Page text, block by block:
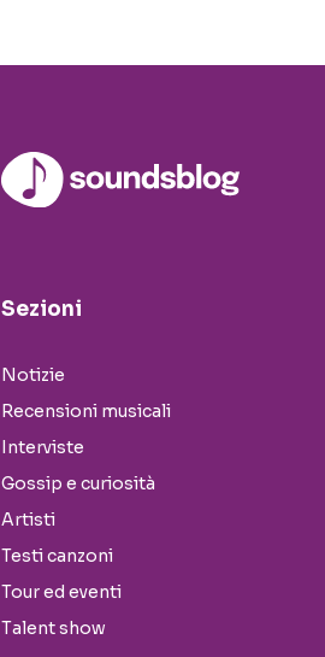
Sezioni
Notizie
Recensioni musicali
Interviste
Gossip e curiosità
Artisti
Testi canzoni
Tour ed eventi
Talent show